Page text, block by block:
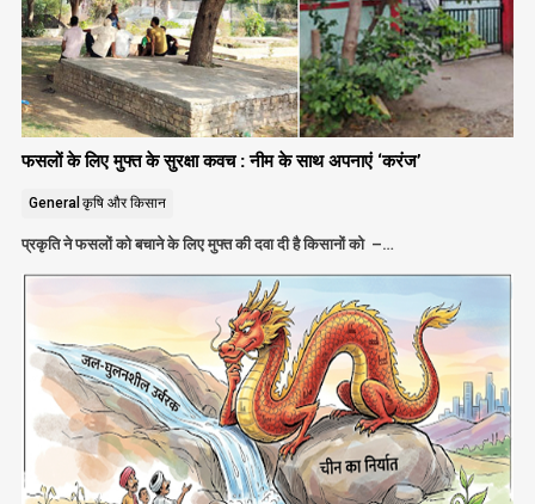
फसलों के लिए मुफ्त के सुरक्षा कवच : नीम के साथ अपनाएं ‘करंज’
General कृषि और किसान
प्रकृति ने फसलों को बचाने के लिए मुफ्त की दवा दी है किसानों को –…